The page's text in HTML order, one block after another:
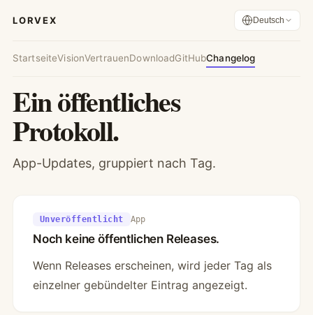
LORVEX Deutsch
StartseiteVisionVertrauenDownloadGitHubChangelog
Ein öffentliches
Protokoll.
App-Updates, gruppiert nach Tag.
Unveröffentlicht App
Noch keine öffentlichen Releases.
Wenn Releases erscheinen, wird jeder Tag als
einzelner gebündelter Eintrag angezeigt.